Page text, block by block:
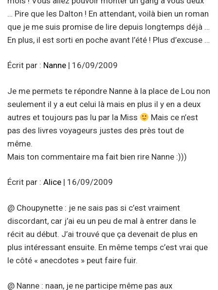
… Pire que les Dalton ! En attendant, voilà bien un roman
que je me suis promise de lire depuis longtemps déjà …
En plus, il est sorti en poche avant l’été ! Plus d’excuse …
Écrit par : Nanne | 16/09/2009
Je me permets te répondre Nanne à la place de Lou non
seulement il y a eut celui là mais en plus il y en a deux
autres et toujours pas lu par la Miss
Mais ce n’est
pas des livres voyageurs justes des près tout de
même.
Mais ton commentaire ma fait bien rire Nanne :)))
Écrit par : Alice | 16/09/2009
@ Choupynette : je ne sais pas si c’est vraiment
discordant, car j’ai eu un peu de mal à entrer dans le
récit au début. J’ai trouvé que ça devenait de plus en
plus intéressant ensuite. En même temps c’est vrai que
le côté « anecdotes » peut faire fuir.
@ Nanne : naan, je ne participe même pas aux